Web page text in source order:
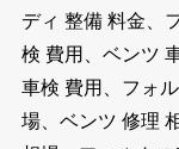
ディ 整備 料金、
検 費用、ベンツ
車検 費用、フォ
場、ベンツ 修理